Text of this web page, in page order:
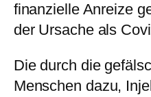
finanzielle Anreize
der Ursache als
Die durch die
Menschen dazu,